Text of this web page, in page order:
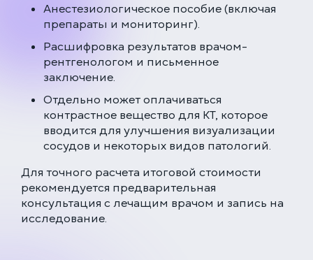
Анестезиологическое пособие (включая
препараты и мониторинг).
Расшифровка результатов врачом-
рентгенологом и письменное
заключение.
Отдельно может оплачиваться
контрастное вещество для КТ, которое
вводится для улучшения визуализации
сосудов и некоторых видов патологий.
Для точного расчета итоговой стоимости
рекомендуется предварительная
консультация с лечащим врачом и запись на
исследование.